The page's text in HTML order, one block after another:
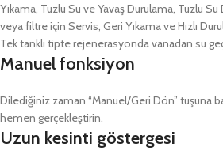
Yıkama, Tuzlu Su ve Yavaş Durulama, Tuzlu
veya filtre için Servis, Geri Yıkama ve Hızlı
Tek tanklı tipte rejenerasyonda vanadan su
Manuel fonksiyon
Dilediğiniz zaman “Manuel/Geri Dön” tuşuna
hemen gerçekleştirin.
Uzun kesinti göstergesi